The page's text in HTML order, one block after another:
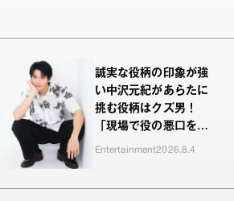
誠実な役柄の印象が強
い中沢元紀があらたに
挑む役柄はクズ男！
「現場で役の悪口を言
われるのが新鮮でした
Entertainment2026.8.4